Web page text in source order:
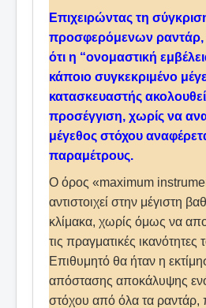
Επιχειρώντας τη
προσφερόμενων ραντάρ,
ότι η “ονομαστική
κάποιο συγκεκριμένο
κατασκευαστής
προσέγγιση, χωρίς να
μέγεθος στόχου
παραμέτρους.
Ο όρος «maximum
αντιστοιχεί στην μέγιστη
κλίμακα, χωρίς όμως να
τις πραγματικές ικανότητες
Επιθυμητό θα ήταν η
απόστασης αποκάλυψης
στόχου από όλα τα ραντάρ,